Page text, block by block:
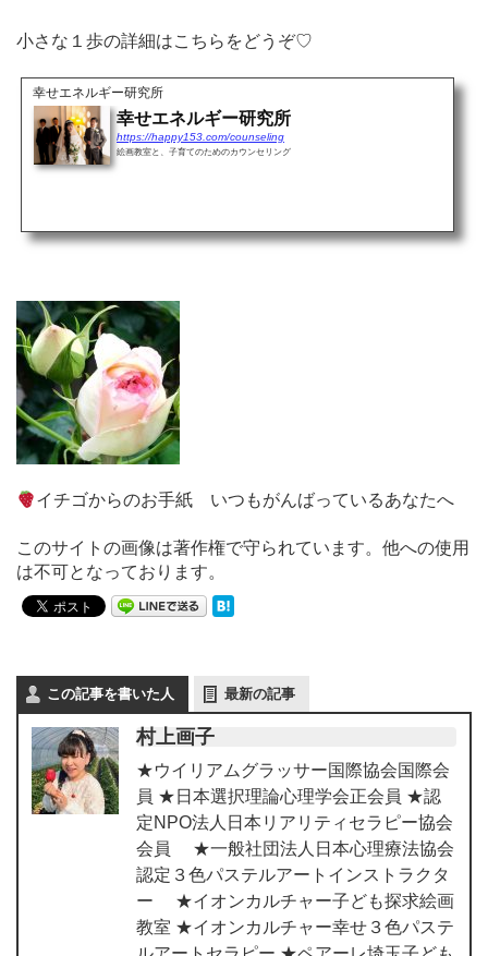
小さな１歩の詳細はこちらをどうぞ♡
幸せエネルギー研究所
幸せエネルギー研究所
https://happy153.com/counseling
絵画教室と、子育てのためのカウンセリング
イチゴからのお手紙 いつもがんばっているあなたへ
このサイトの画像は著作権で守られています。他への使用
は不可となっております。
この記事を書いた人 最新の記事
村上画子
★ウイリアムグラッサー国際協会国際会
員 ★日本選択理論心理学会正会員 ★認
定NPO法人日本リアリティセラピー協会
会員 ★一般社団法人日本心理療法協会
認定３色パステルアートインストラクタ
ー ★イオンカルチャー子ども探求絵画
教室 ★イオンカルチャー幸せ３色パステ